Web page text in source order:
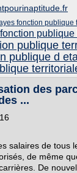
fonction publique
publique
publique d
des
...
salaires de tous
de même
De